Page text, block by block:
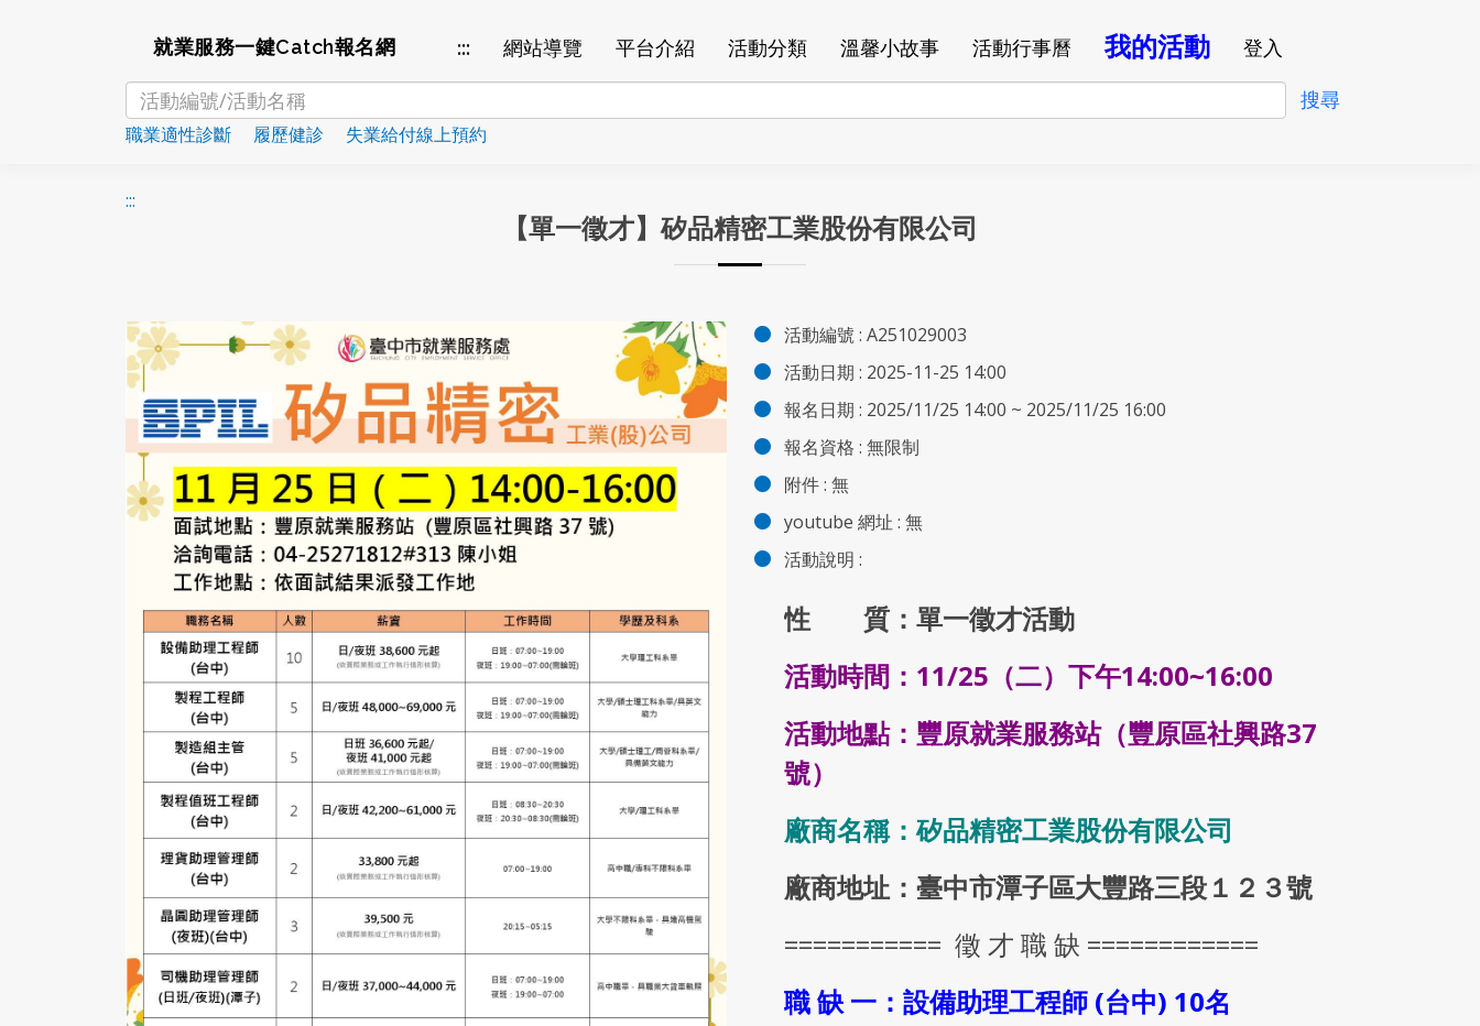
就業服務一鍵Catch報名網 ::: 網站導覽 平台介紹 活動分類 溫馨小故事 活動行事曆 我的活動 登入
職業適性診斷 履歷健診 失業給付線上預約
:::
【單一徵才】矽品精密工業股份有限公司
活動編號 : A251029003
活動日期 : 2025-11-25 14:00
報名日期 : 2025/11/25 14:00 ~ 2025/11/25 16:00
報名資格 : 無限制
附件: 無
youtube 網址 : 無
活動說明 :
性 質：單一徵才活動
活動時間：11/25（二）下午14:00~16:00
活動地點：豐原就業服務站（豐原區社興路37
號）
廠商名稱：矽品精密工業股份有限公司
廠商地址：臺中市潭子區大豐路三段１２３號
=========== 徵 才 職 缺 ============
職 缺 一：設備助理工程師 (台中) 10名